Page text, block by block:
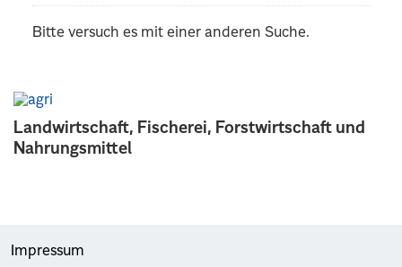
Landwirtschaft, Fischerei, Forstwirtschaft und
Nahrungsmittel
Bitte versuch es mit einer anderen Suche.
Impressum